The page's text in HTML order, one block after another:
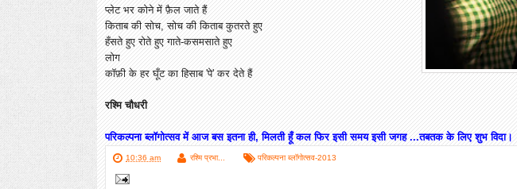
प्लेट भर कोने में फ़ैल जाते हैं
किताब की सोच, सोच की किताब कुतरते हुए
हँसते हुए रोते हुए गाते-कसमसाते हुए
लोग
कॉफ़ी के हर घूँट का हिसाब 'पे' कर देते हैं
रश्मि चौधरी
परिकल्पना ब्लॉगोत्सव में आज बस इतना ही, मिलती हूँ कल फिर इसी समय इसी जगह ...तबतक के लिए शुभ विदा।
10:36 am रश्मि प्रभा... परिकल्पना ब्लॉगोत्सव-2013